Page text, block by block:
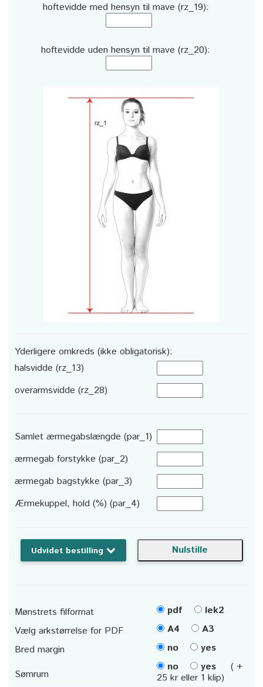
hoftevidde med hensyn til mave (rz_19):
hoftevidde uden hensyn til mave (rz_20):
Yderligere omkreds (ikke obligatorisk):
halsvidde (rz_13)
overarmsvidde (rz_28)
Samlet ærmegabslængde (par_1)
ærmegab forstykke (par_2)
ærmegab bagstykke (par_3)
Ærmekuppel, hold (%) (par_4)
Udvidet bestilling
Mønstrets filformat pdf
lek2
Vælg arkstørrelse for PDF
A4
A3
Bred margin
no
yes
Sømrum
no yes
( +
25 kr eller 1 klip)